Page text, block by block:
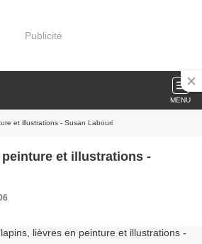
Publicité
MENU
et illustrations - Susan Labouri
peinture et illustrations -